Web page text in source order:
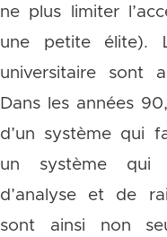
ne plus limiter
une petite élite).
universitaire sont
Dans les années
d’un système qui
un système qui
d’analyse et de
sont ainsi non